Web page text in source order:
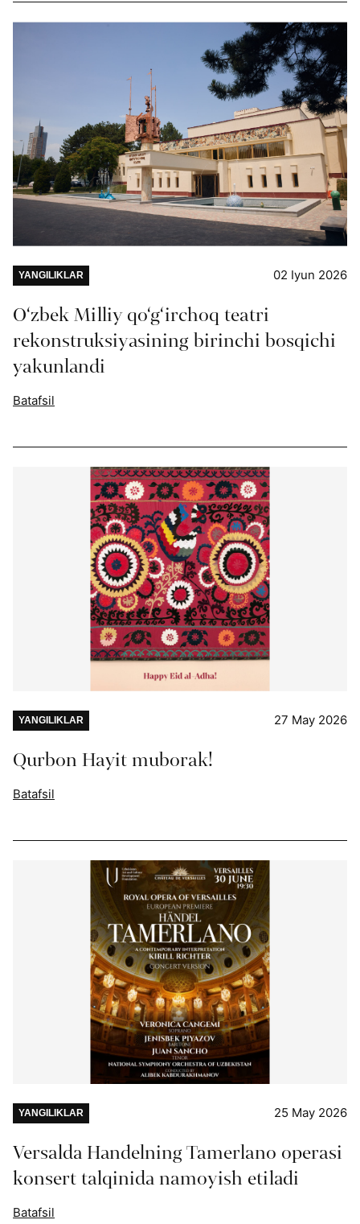
YANGILIKLAR 02 Iyun 2026
O‘zbek Milliy qo‘g‘irchoq teatri
rekonstruksiyasining birinchi bosqichi
yakunlandi
Batafsil
YANGILIKLAR 27 May 2026
Qurbon Hayit muborak!
Batafsil
YANGILIKLAR 25 May 2026
Versalda Handelning Tamerlano operasi
konsert talqinida namoyish etiladi
Batafsil